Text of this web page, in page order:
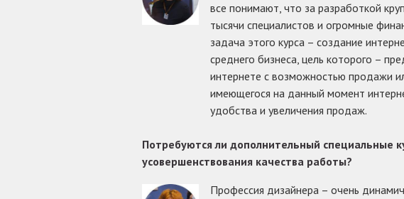
все понимают, что за разработкой
тысячи специалистов и огромные
задача этого курса – создание
среднего бизнеса, цель которого –
интернете с возможностью продажи
имеющегося на данный момент
удобства и увеличения продаж.
Потребуются ли дополнительный специальные
усовершенствования качества работы?
Профессия дизайнера – очень